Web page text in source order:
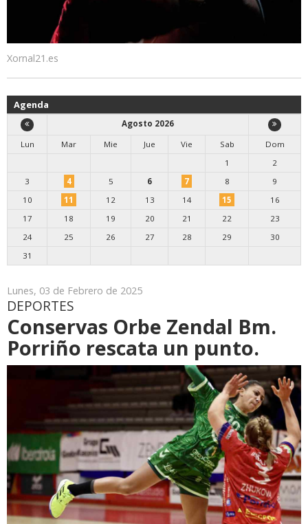
Xornal21.es
Agenda
Agosto 2026
Lun
Mar Mie Jue Vie Sab
Dom
1
2
3
4 5 6 7 8
9
10
11 12 13 14 15
16
17
18 19 20 21 22
23
24
25 26 27 28 29
30
31
Lunes, 03 de Febrero de 2025
DEPORTES
Conservas Orbe Zendal Bm.
Porriño rescata un punto.